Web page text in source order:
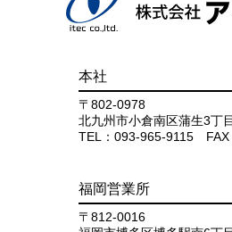
本社
〒802-0978
北九州市小倉南区蒲生3丁
TEL：093-965-9115 FAX
福岡営業所
〒812-0016